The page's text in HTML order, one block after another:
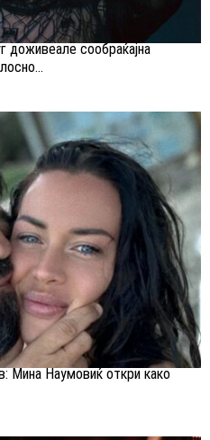
доживеале сообраќајна
Мина Наумовиќ откри како